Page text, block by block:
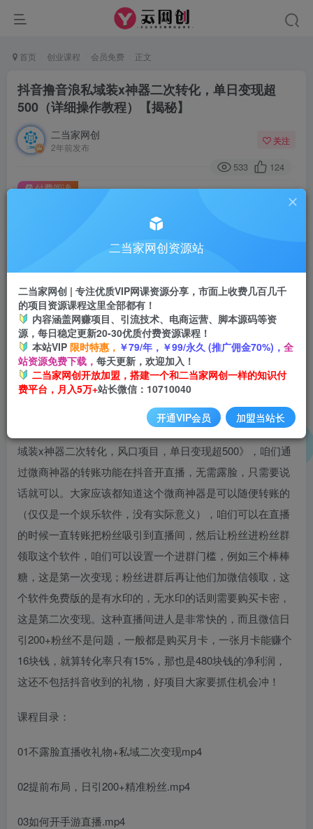
首页 创业课程 会员免费 正文
抖音撸音浪私域装x神器二次转化，单日变现超
500（详细操作教程）【揭秘】
二当家网创
2年前发布
关注
533 124
此内容为付费阅读，请付费后查看
9.9
付费阅读
大家好，今天带来的项目是《外面收费1280的抖音撸音浪私
域装x神器二次转化，风口项目，单日变现超500》，咱们通
过微商神器的转账功能在抖音开直播，无需露脸，只需要说
话就可以。大家应该都知道这个微商神器是可以随便转账的
（仅仅是一个娱乐软件，没有实际意义），咱们可以在直播
的时候一直转账把粉丝吸引到直播间，然后让粉丝进粉丝群
领取这个软件，咱们可以设置一个进群门槛，例如三个棒棒
糖，这是第一次变现；粉丝进群后再让他们加微信领取，这
个软件免费版的是有水印的，无水印的话则需要购买卡密，
这是第二次变现。这种直播间进人是非常快的，而且微信日
引200+粉丝不是问题，一般都是购买月卡，一张月卡能赚个
16块钱，就算转化率只有15%，那也是480块钱的净利润，
这还不包括抖音收到的礼物，好项目大家要抓住机会冲！
课程目录：
01不露脸直播收礼物+私域二次变现mp4
02提前布局，日引200+精准粉丝.mp4
03如何开手游直播.mp4
二当家网创资源站
二当家网创 | 专注优质VIP网课资源分享，市面上收费几百几千
的项目资源课程这里全部都有！
内容涵盖网赚项目、引流技术、电商运营、脚本源码等资
源，每日稳定更新20-30优质付费资源课程！
本站VIP 限时特惠， ￥79/年，￥99/永久 (推广佣金70%)， 全
站资源免费下载， 每天更新，欢迎加入！
二当家网创开放加盟，搭建一个和二当家网创一样的知识付
费平台，月入5万+站长微信：10710040
开通VIP会员 加盟当站长